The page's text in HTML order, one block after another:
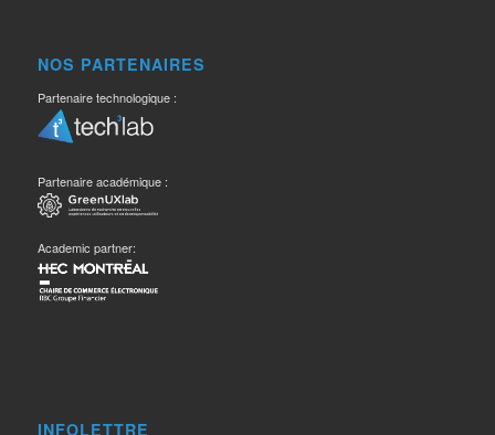
NOS PARTENAIRES
Partenaire technologique :
Partenaire académique :
Academic partner:
INFOLETTRE